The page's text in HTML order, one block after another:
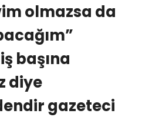
olmazsa da
başına
diye
gazeteci